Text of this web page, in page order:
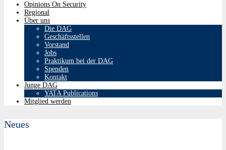
Opinions On Security
Regional
Über uns
Die DAG
Geschäftsstellen
Vorstand
Jobs
Praktikum bei der DAG
Spenden
Kontakt
Junge DAG
YATA Publications
Mitglied werden
Neues